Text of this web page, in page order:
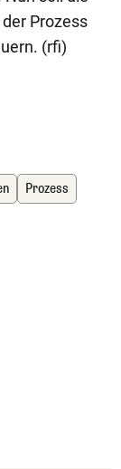
Prozess
(rfi)
Prozess